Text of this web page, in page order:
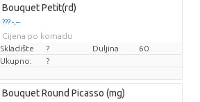
Bouquet Petit(rd)
??? -,--
Cijena po komadu
Skladište
? Duljina
60
Ukupno:
?
Bouquet Round Picasso (mg)